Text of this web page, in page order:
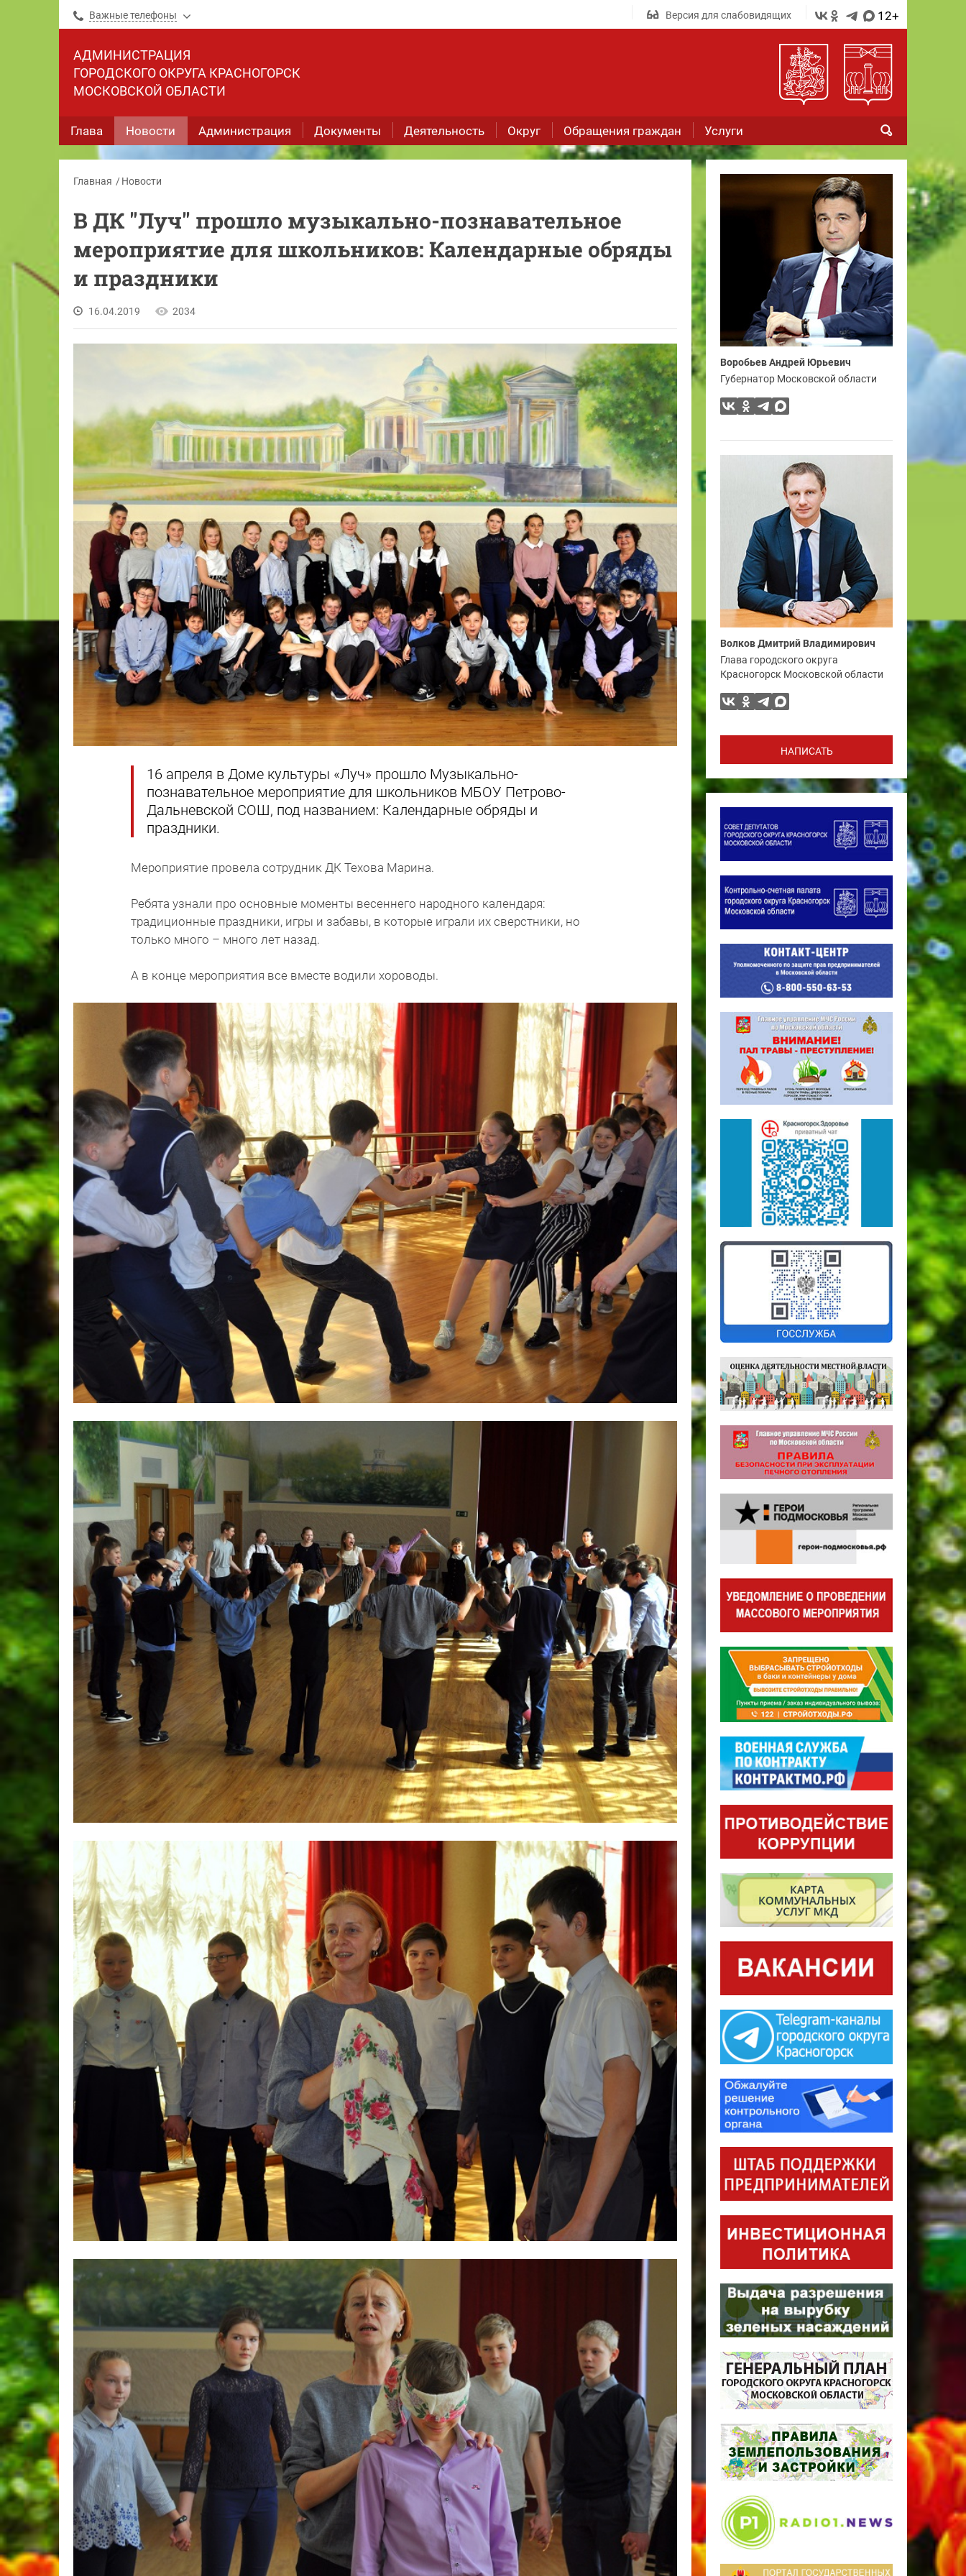
Важные телефоны Версия для слабовидящих 12+
АДМИНИСТРАЦИЯ
ГОРОДСКОГО ОКРУГА КРАСНОГОРСК
МОСКОВСКОЙ ОБЛАСТИ
Глава Новости Администрация Документы Деятельность Округ Обращения граждан Услуги
Главная Новости
В ДК "Луч" прошло музыкально-познавательное
мероприятие для школьников: Календарные обряды
и праздники
16.04.2019 2034
16 апреля в Доме культуры «Луч» прошло Музыкально-
познавательное мероприятие для школьников МБОУ Петрово-
Дальневской СОШ, под названием: Календарные обряды и
праздники.
Мероприятие провела сотрудник ДК Техова Марина.
Ребята узнали про основные моменты весеннего народного календаря:
традиционные праздники, игры и забавы, в которые играли их сверстники, но
только много – много лет назад.
А в конце мероприятия все вместе водили хороводы.
Воробьев Андрей Юрьевич
Губернатор Московской области
Волков Дмитрий Владимирович
Глава городского округа
Красногорск Московской области
НАПИСАТЬ